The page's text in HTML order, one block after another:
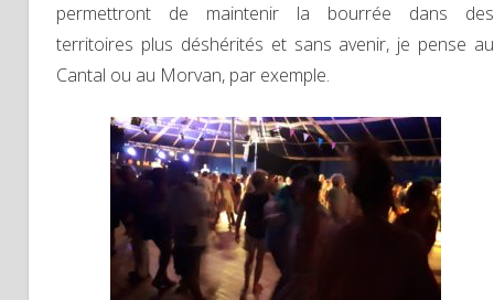
permettront de maintenir la bourrée dans des
territoires plus déshérités et sans avenir, je pense au
Cantal ou au Morvan, par exemple.